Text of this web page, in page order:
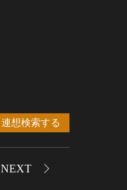
連想検索する
NEXT